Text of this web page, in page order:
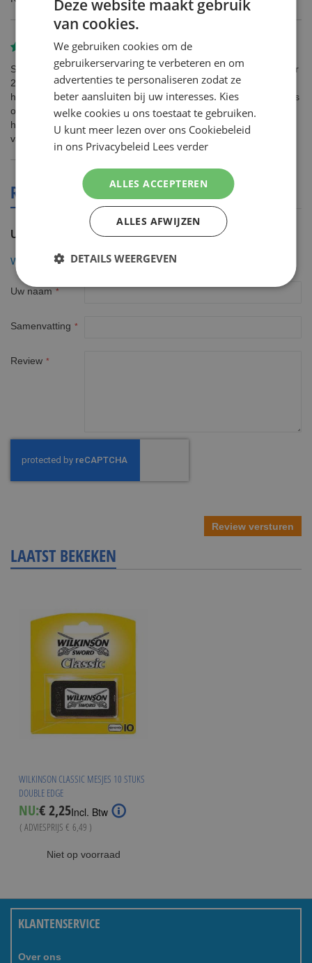
Gereviewd door Jessica Huizinga
Staat op de foto dat je het zoals de foto krijgt. Echter krijg je maar
2 doosjes met mesjes en geen verpakking erom heen. Ik kreeg
het helaas later dan verwacht. Was toen die dag extra vroeg thuis
om het pakketje aan te gaan nemen. Helaas geen pakket. Heb
hun een mail geschreven vanwege late levering echter tot op
vandaag geen antwoordt. Erg slechte service.
REVIEWS OVER DIT PRODUCT
U plaatst een review over:
Wilkinson Classic Mesjes 10 stuks double edge
Uw naam
Samenvatting
Review
Review versturen
LAATST BEKEKEN
WILKINSON CLASSIC MESJES 10 STUKS
DOUBLE EDGE
NU:Special
Price
€ 2,25Incl. Btw
( ADVIESPRIJS € 6,49 )
Niet op voorraad
KLANTENSERVICE
Over ons
Deze website maakt gebruik
van cookies.
We gebruiken cookies om de
gebruikerservaring te verbeteren en om
advertenties te personaliseren zodat ze
beter aansluiten bij uw interesses. Kies
welke cookies u ons toestaat te gebruiken.
U kunt meer lezen over ons Cookiebeleid
in ons Privacybeleid Lees verder
ALLES ACCEPTEREN
ALLES AFWIJZEN
DETAILS WEERGEVEN